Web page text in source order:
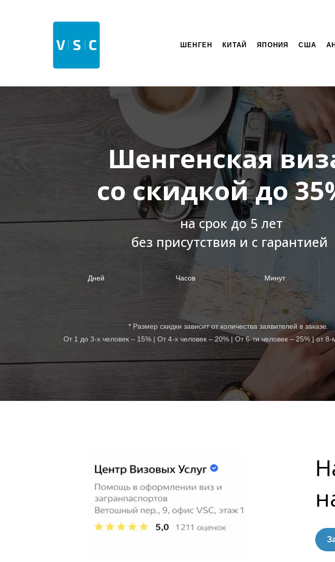
ШЕНГЕН КИТАЙ ЯПОНИЯ США
Шенгенская
со скидкой до
на срок до 5 лет
без присутствия и с гарантией
Дней Часов Минут
* Размер скидки зависит от количества заявителей в заказе.
От 1 до 3-х человек – 15% | От 4-х человек – 20% | От 6-ти человек – 25% | от 8-